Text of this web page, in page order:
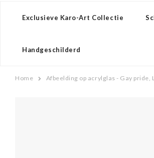
Exclusieve Karo-Art Collectie
Handgeschilderd
Home Afbeelding op acrylglas - Gay